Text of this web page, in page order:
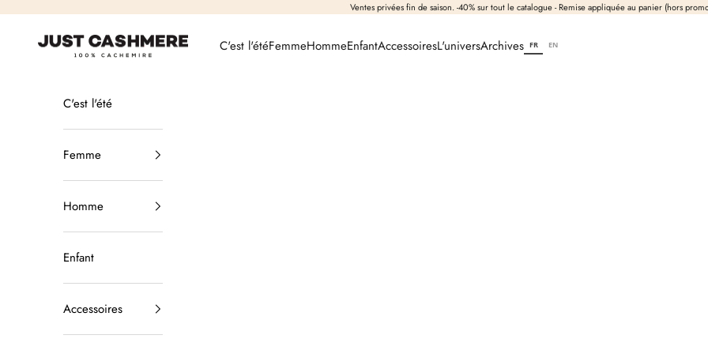
Ventes privées fin de saison. -40% sur tout le catalogue - Remise appliquée au panier (hors
Just Cashmere C'est l'étéFemmeHommeEnfantAccessoiresL'universArchives FR EN
C'est l'été
Femme
Homme
Enfant
Accessoires